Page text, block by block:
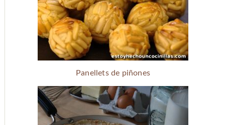
Panellets de piñones